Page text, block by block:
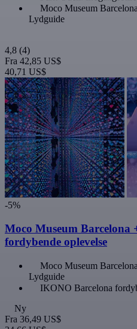
Moco Museum
Lydguide
4,8 (4)
Fra 42,85 US$
40,71 US$
-5%
Moco Museum Barcelona
fordybende oplevelse
Moco Museum
Lydguide
IKONO Barcelona
Ny
Fra 36,49 US$